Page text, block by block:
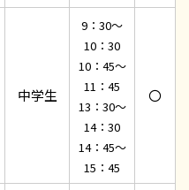
中学生
9：30～
10：30
10：45～
11：45
13：30～
14：30
14：45～
15：45
〇